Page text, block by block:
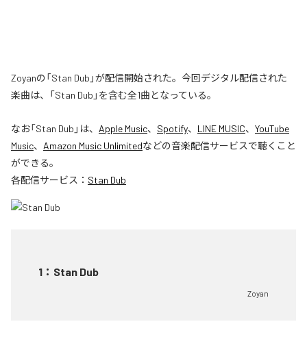
Zoyanの「Stan Dub」が配信開始された。今回デジタル配信された
楽曲は、「Stan Dub」を含む全1曲となっている。
なお「Stan Dub 」は、 Apple Music、 Spotify、 LINE MUSIC、 YouTube
Music、 Amazon Music Unlimitedなどの音楽配信サービスで聴くこと
ができる。
各配信サービス： Stan Dub
1 ： Stan Dub
Zoyan